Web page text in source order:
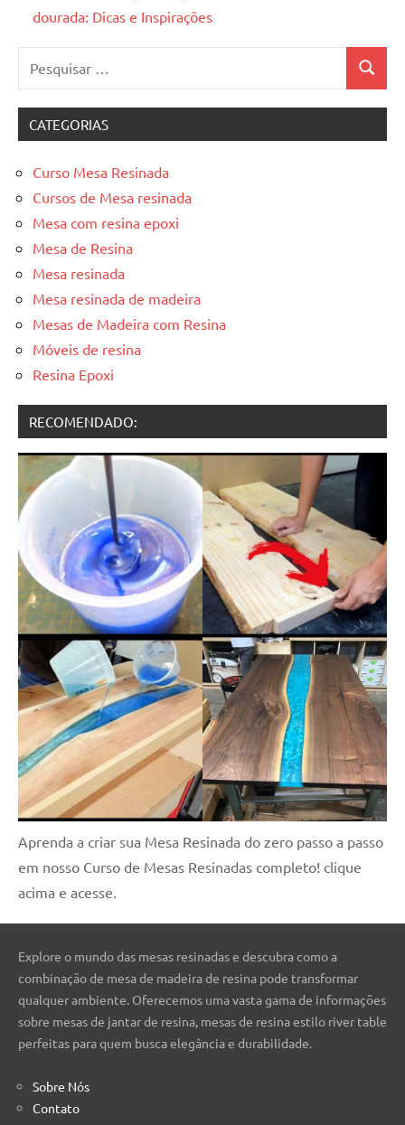
dourada: Dicas e Inspirações
CATEGORIAS
Curso Mesa Resinada
Cursos de Mesa resinada
Mesa com resina epoxi
Mesa de Resina
Mesa resinada
Mesa resinada de madeira
Mesas de Madeira com Resina
Móveis de resina
Resina Epoxi
RECOMENDADO:
Aprenda a criar sua Mesa Resinada do zero passo a passo
em nosso Curso de Mesas Resinadas completo! clique
acima e acesse.
Explore o mundo das mesas resinadas e descubra como a
combinação de mesa de madeira de resina pode transformar
qualquer ambiente. Oferecemos uma vasta gama de informações
sobre mesas de jantar de resina, mesas de resina estilo river table
perfeitas para quem busca elegância e durabilidade.
Sobre Nós
Contato